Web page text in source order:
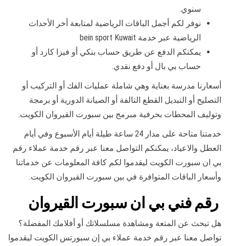
سنوي.
نوفر لكم أجمل الباقات الرياضية لمتابعة أخر الأحداث
الرياضية عبر خدمة bein sport Kuwait
يمكنكم الدفع عن طريق حساب بنكي أو فيزا كارد أو
حساب بي بال أو دفع نقدي.
أسعارنا مدرسة بعناية وهي شاملة عمليات الفك أو التركيب أو
التصليح أو التبديل القطع التالفة أو الصيانة الدورية أو برمجة
وتوليف المحطات بحرفية مبرمج بين سبورت القيروان الكويت.
خدمتنا متاحة على مدار 24 ساعة طيلة أيام الأسبوع وفي أيام
العطل والاعياد، يمكنكم التواصل معنا عبر رقم خدمة عملاء رقم
بي ان سبورت الكويت ليقدموا لكم كافة المعلومات عن خدماتنا
وأسعار الباقات المتوافرة في بين سبورت القيروان الكويت.
رقم فني بي ان سبورت القيروان
هل تبحث عن المتعة ومشاهدة مسلسلاتك أو أفلامك المفضلة؟
تواصل معنا عبر رقم خدمة عملاء بي إن سبورتس الكويت ليقدموا